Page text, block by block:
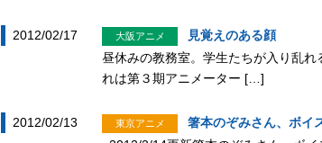
2012/02/17 大阪アニメ
見覚えのある顔
昼休みの教務室。学生たちが入り乱
れは第３期アニメーター […]
2012/02/13 東京アニメ
箸本のぞみさん、ボイ